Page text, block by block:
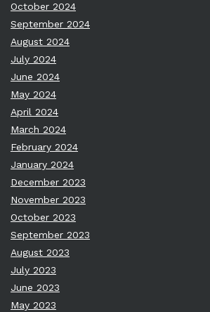
October 2024
September 2024
August 2024
July 2024
June 2024
May 2024
April 2024
March 2024
February 2024
January 2024
December 2023
November 2023
October 2023
September 2023
August 2023
July 2023
June 2023
May 2023